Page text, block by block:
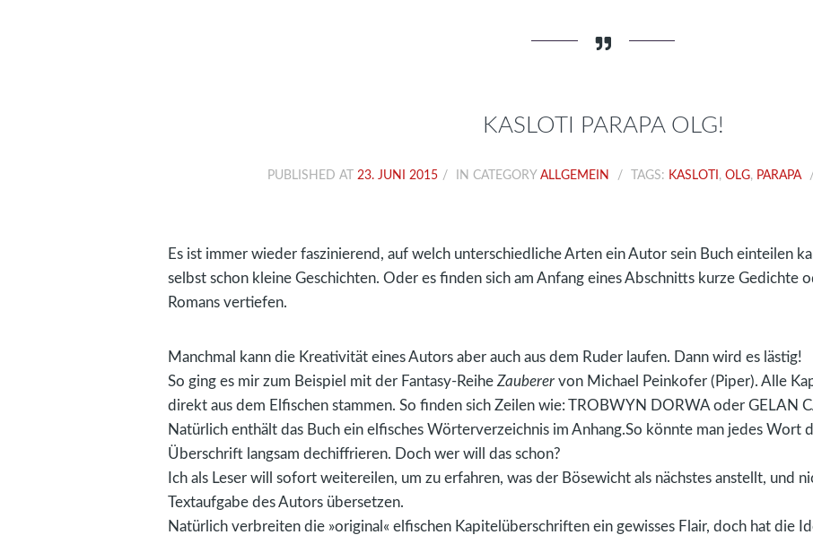
KASLOTI PARAPA OLG!
PUBLISHED AT 23. JUNI 2015 IN CATEGORY ALLGEMEIN TAGS: KASLOTI , OLG, PARAPA
Es ist immer wieder faszinierend, auf welch unterschiedliche Arten ein Autor sein Buch einteilen
selbst schon kleine Geschichten. Oder es finden sich am Anfang eines Abschnitts kurze Gedichte
Romans vertiefen.
Manchmal kann die Kreativität eines Autors aber auch aus dem Ruder laufen. Dann wird es lästig!
So ging es mir zum Beispiel mit der Fantasy-Reihe Zauberer von Michael Peinkofer (Piper). Alle
direkt aus dem Elfischen stammen. So finden sich Zeilen wie: TROBWYN DORWA oder GELAN
Natürlich enthält das Buch ein elfisches Wörterverzeichnis im Anhang.So könnte man jedes Wort
Überschrift langsam dechiffrieren. Doch wer will das schon?
Ich als Leser will sofort weitereilen, um zu erfahren, was der Bösewicht als nächstes anstellt, und
Textaufgabe des Autors übersetzen.
Natürlich verbreiten die »original« elfischen Kapitelüberschriften ein gewisses Flair, doch hat die